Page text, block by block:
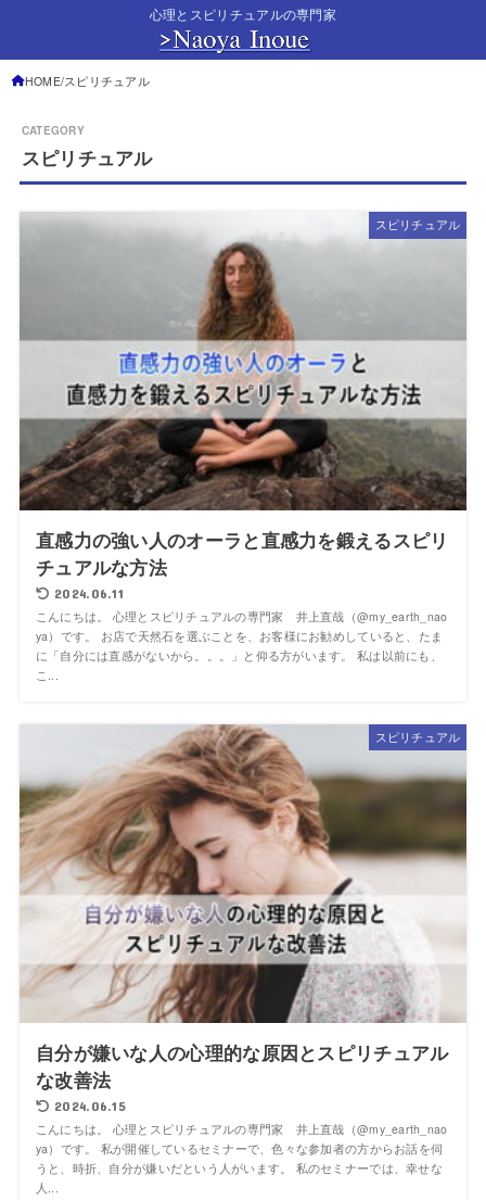
心理とスピリチュアルの専門家
HOME スピリチュアル
スピリチュアル
スピリチュアル
直感力の強い人のオーラと直感力を鍛えるスピリ
チュアルな方法
2024.06.11
こんにちは。 心理とスピリチュアルの専門家 井上直哉（@my_earth_nao
ya）です。 お店で天然石を選ぶことを、お客様にお勧めしていると、たま
に「自分には直感がないから。。。」と仰る方がいます。 私は以前にも、
こ...
スピリチュアル
自分が嫌いな人の心理的な原因とスピリチュアル
な改善法
2024.06.15
こんにちは。 心理とスピリチュアルの専門家 井上直哉（@my_earth_nao
ya）です。 私が開催しているセミナーで、色々な参加者の方からお話を伺
うと、時折、自分が嫌いだという人がいます。 私のセミナーでは、幸せな
人...